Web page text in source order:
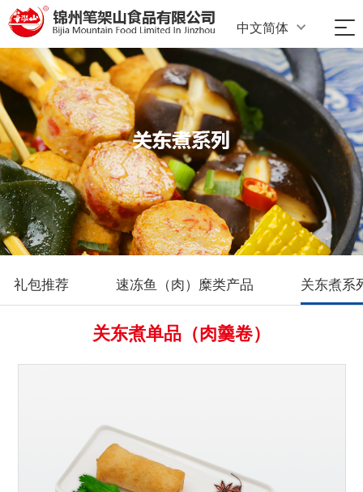
中文简体
礼包推荐 速冻鱼（肉）糜类产品 关东煮系
关东煮单品（肉羹卷）